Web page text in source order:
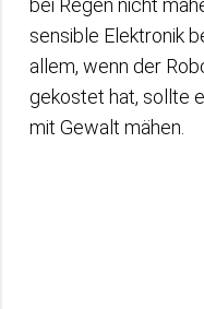
bei Regen nicht
sensible Elektronik
allem, wenn der
gekostet hat, sollte
mit Gewalt mähen.